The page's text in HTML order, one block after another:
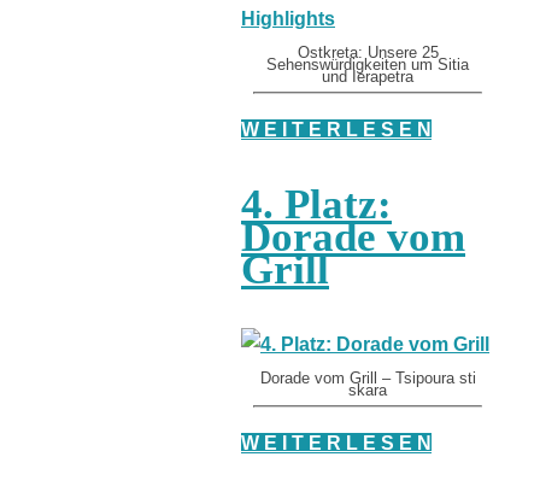
Ostkreta: Unsere 25
Sehenswürdigkeiten um Sitia
und Ierapetra
W E I T E R L E S E N
4. Platz:
Dorade vom
Grill
Dorade vom Grill – Tsipoura sti
skara
W E I T E R L E S E N